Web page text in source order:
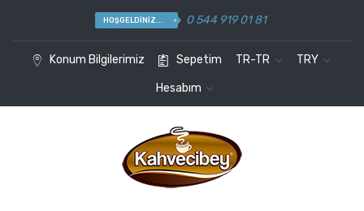
HOŞGELDINIZ... 0 544 919 01 81
Konum Bilgilerimiz Sepetim TR-TR TRY
Hesabım